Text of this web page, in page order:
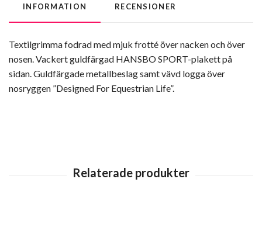
INFORMATION RECENSIONER
Textilgrimma fodrad med mjuk frotté över nacken och över
nosen. Vackert guldfärgad HANSBO SPORT-plakett på
sidan. Guldfärgade metallbeslag samt vävd logga över
nosryggen ”Designed For Equestrian Life”.